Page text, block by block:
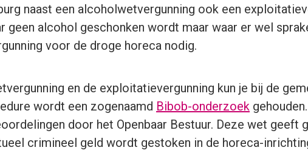
naast een alcoholwetvergunning ook een
geen alcohol geschonken wordt maar waar er wel
voor de droge horeca nodig.
en de exploitatievergunning kun je bij de
wordt een zogenaamd Bibob-onderzoek
door het Openbaar Bestuur. Deze wet
crimineel geld wordt gestoken in de horeca-